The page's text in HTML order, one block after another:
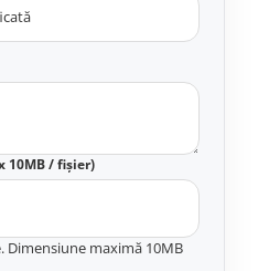
10MB / fișier)
Dimensiune maximă 10MB